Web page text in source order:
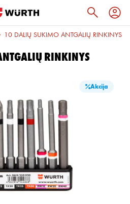
10 DALIŲ SUKIMO ANTGALIŲ RINKINYS
RINKINYS
Akcija